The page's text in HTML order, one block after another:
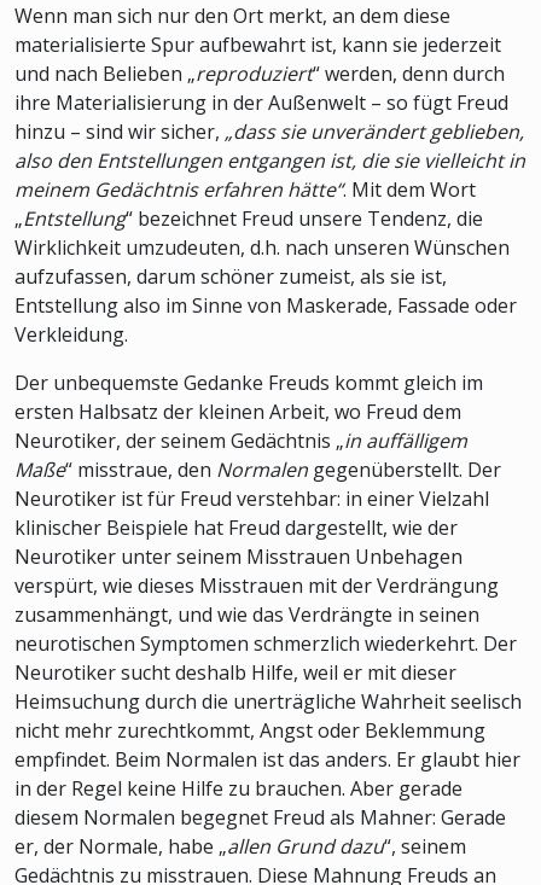
Wenn man sich nur den Ort merkt, an dem diese
materialisierte Spur aufbewahrt ist, kann sie jederzeit
und nach Belieben „reproduziert“ werden, denn durch
ihre Materialisierung in der Außenwelt – so fügt Freud
hinzu – sind wir sicher, „dass sie unverändert geblieben,
also den Entstellungen entgangen ist, die sie vielleicht in
meinem Gedächtnis erfahren hätte“. Mit dem Wort
„Entstellung“ bezeichnet Freud unsere Tendenz, die
Wirklichkeit umzudeuten, d.h. nach unseren Wünschen
aufzufassen, darum schöner zumeist, als sie ist,
Entstellung also im Sinne von Maskerade, Fassade oder
Verkleidung.
Der unbequemste Gedanke Freuds kommt gleich im
ersten Halbsatz der kleinen Arbeit, wo Freud dem
Neurotiker, der seinem Gedächtnis „in auffälligem
Maße“ misstraue, den Normalen gegenüberstellt. Der
Neurotiker ist für Freud verstehbar: in einer Vielzahl
klinischer Beispiele hat Freud dargestellt, wie der
Neurotiker unter seinem Misstrauen Unbehagen
verspürt, wie dieses Misstrauen mit der Verdrängung
zusammenhängt, und wie das Verdrängte in seinen
neurotischen Symptomen schmerzlich wiederkehrt. Der
Neurotiker sucht deshalb Hilfe, weil er mit dieser
Heimsuchung durch die unerträgliche Wahrheit seelisch
nicht mehr zurechtkommt, Angst oder Beklemmung
empfindet. Beim Normalen ist das anders. Er glaubt hier
in der Regel keine Hilfe zu brauchen. Aber gerade
diesem Normalen begegnet Freud als Mahner: Gerade
er, der Normale, habe „allen Grund dazu“, seinem
Gedächtnis zu misstrauen. Diese Mahnung Freuds an